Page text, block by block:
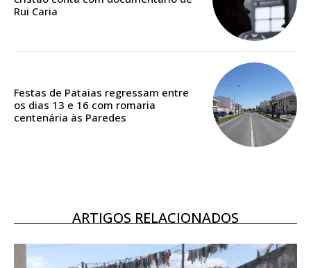
Rui Caria
Festas de Pataias regressam entre
os dias 13 e 16 com romaria
centenária às Paredes
ARTIGOS RELACIONADOS